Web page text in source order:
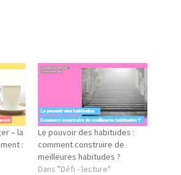
– la
:
Le pouvoir des habitudes :
comment construire de
meilleures habitudes ?
Dans "Défi - lecture"